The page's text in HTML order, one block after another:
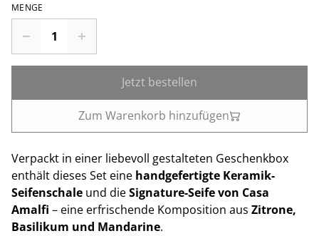
MENGE
Jetzt bestellen
Zum Warenkorb hinzufügen
Verpackt in einer liebevoll gestalteten Geschenkbox
enthält dieses Set eine handgefertigte Keramik-
Seifenschale und dieSignature-Seife von Casa
Amalfi – eine erfrischende Komposition aus Zitrone,
Basilikum und Mandarine.